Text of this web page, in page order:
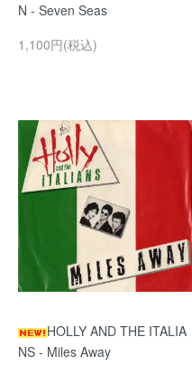
N - Seven Seas
1,100円(税込)
HOLLY AND THE ITALIA
NS - Miles Away